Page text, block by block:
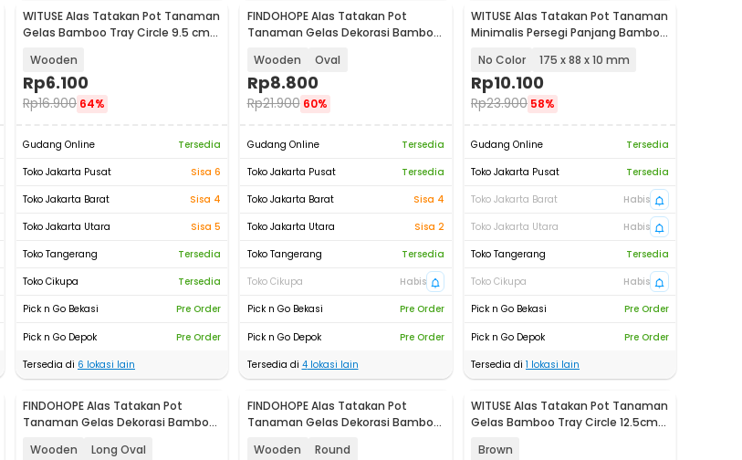
WITUSE Alas Tatakan Pot Tanaman
Gelas Bamboo Tray Circle 9.5 cm -
Wooden
Rp6.100
Rp16.900 64%
Gudang Online
Tersedia
Toko Jakarta Pusat
Sisa 6
Toko Jakarta Barat
Sisa 4
Toko Jakarta Utara
Sisa 5
Toko Tangerang
Tersedia
Toko Cikupa
Tersedia
Pick n Go Bekasi
Pre Order
Pick n Go Depok
Pre Order
Tersedia di 6 lokasi lain
FINDOHOPE Alas Tatakan Pot
Tanaman Gelas Dekorasi Bamboo
Wooden Oval
Rp8.800
Rp21.900 60%
Gudang Online
Tersedia
Toko Jakarta Pusat
Tersedia
Toko Jakarta Barat
Sisa 4
Toko Jakarta Utara
Sisa 2
Toko Tangerang
Tersedia
Toko Cikupa
Habis
Pick n Go Bekasi
Pre Order
Pick n Go Depok
Pre Order
Tersedia di 4lokasi lain
WITUSE Alas Tatakan Pot Tanaman
Minimalis Persegi Panjang Bamboo
No Color 175 x 88 x 10 mm
Rp10.100
Rp23.900 58%
Gudang Online
Tersedia
Toko Jakarta Pusat
Tersedia
Toko Jakarta Barat
Habis
Toko Jakarta Utara
Habis
Toko Tangerang
Tersedia
Toko Cikupa
Habis
Pick n Go Bekasi
Pre Order
Pick n Go Depok
Pre Order
Tersedia di 1 lokasi lain
FINDOHOPE Alas Tatakan Pot
Tanaman Gelas Dekorasi Bamboo
Wooden Long Oval
FINDOHOPE Alas Tatakan Pot
Tanaman Gelas Dekorasi Bamboo
Wooden Round
WITUSE Alas Tatakan Pot Tanaman
Gelas Bamboo Tray Circle 12.5cm 1
Brown